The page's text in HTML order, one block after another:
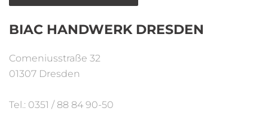
BIAC HANDWERK DRESDEN
Comeniusstraße 32
01307 Dresden
Tel.: 0351 / 88 84 90-50